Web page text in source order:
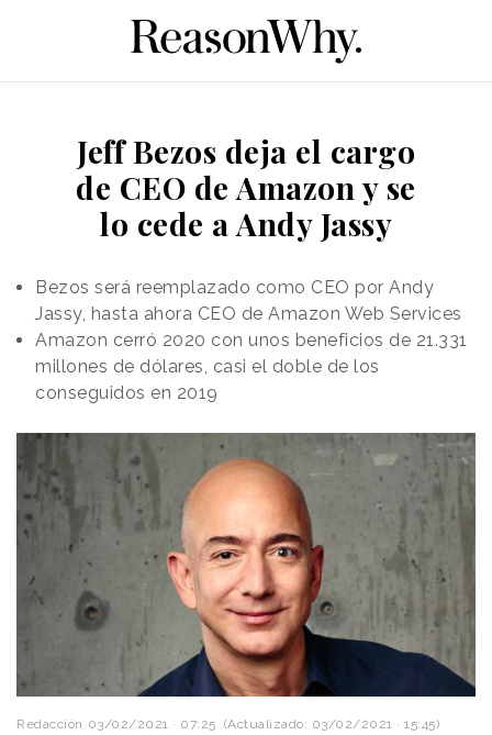
Jeff Bezos deja el cargo
de CEO de Amazon y se
lo cede a Andy Jassy
Bezos será reemplazado como CEO por Andy
Jassy, hasta ahora CEO de Amazon Web Services
Amazon cerró 2020 con unos beneficios de 21.331
millones de dólares, casi el doble de los
conseguidos en 2019
Redacción 03/02/2021 · 07:25 (Actualizado: 03/02/2021 · 15:45)